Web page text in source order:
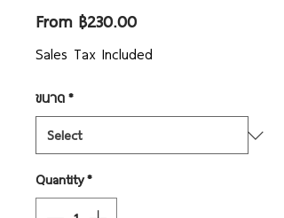
From ฿230.00Sale
Price
Sales Tax Included
ขนาด*
Quantity*